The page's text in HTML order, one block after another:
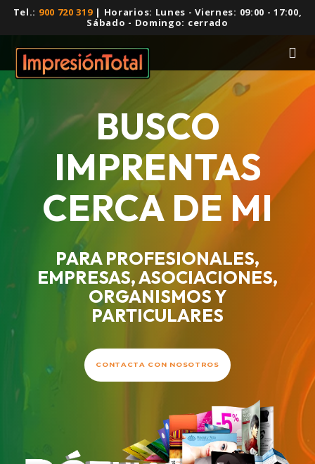
Tel.: 900 720 319| Horarios: Lunes - Viernes: 09:00 - 17:00,
Sábado - Domingo: cerrado
BUSCO
IMPRENTAS
CERCA DE MI
PARA PROFESIONALES,
EMPRESAS, ASOCIACIONES,
ORGANISMOS Y
PARTICULARES
CONTACTA CON NOSOTROS